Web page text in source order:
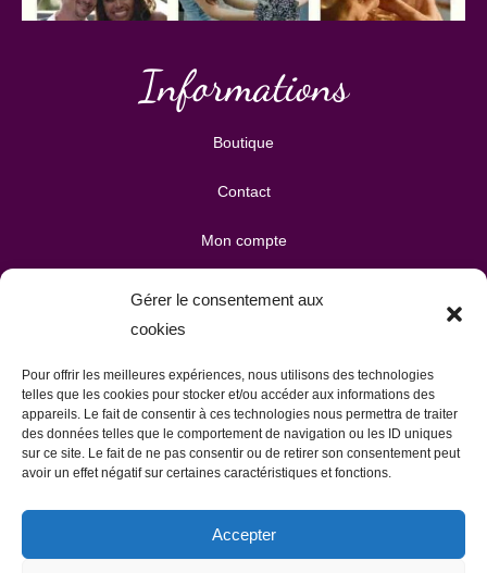
Gérer le consentement aux
cookies
Pour offrir les meilleures expériences, nous utilisons des technologies
telles que les cookies pour stocker et/ou accéder aux informations des
appareils. Le fait de consentir à ces technologies nous permettra de traiter
des données telles que le comportement de navigation ou les ID uniques
sur ce site. Le fait de ne pas consentir ou de retirer son consentement peut
avoir un effet négatif sur certaines caractéristiques et fonctions.
Accepter
Informations
Boutique
Contact
Mon compte
Mes téléchargements
Publicité & partenariats